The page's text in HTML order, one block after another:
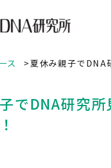
ス 夏休み親子でDNA
でDNA研究所